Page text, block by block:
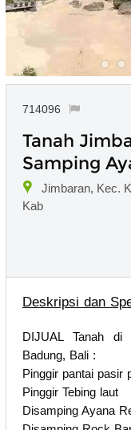
714096
Tanah
Samping
Jimbaran, Kec.
Kab
Deskripsi dan
DIJUAL Tanah di
Badung, Bali :
Pinggir pantai pasir
Pinggir Tebing laut
Disamping Ayana